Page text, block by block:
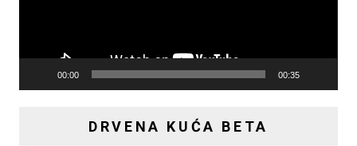
00:00 00:35
DRVENA KUĆA BETA